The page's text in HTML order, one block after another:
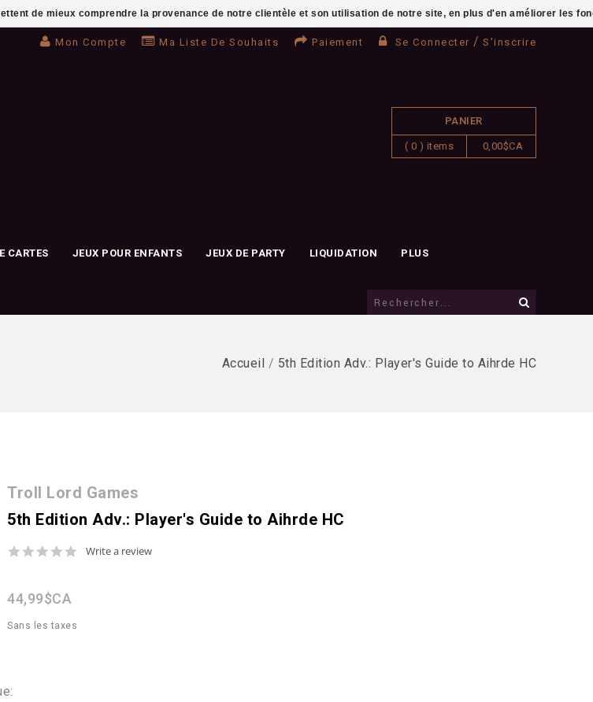
Mon Compte Ma Liste De Souhaits Paiement Se Connecter / S'inscrire
PANIER
( 0 ) items 0,00$CA
CARTES JEUX POUR ENFANTS JEUX DE PARTY LIQUIDATION PLUS
Accueil / 5th Edition Adv.: Player's Guide to Aihrde HC
Troll Lord Games
5th Edition Adv.: Player's Guide to Aihrde HC
0.0
Write a review
44,99$CA
Sans les taxes
de mieux comprendre la provenance de notre clientèle et son utilisation de notre site, en plus d'en améliorer les